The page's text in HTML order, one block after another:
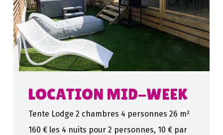
LOCATION MID-WEEK
Tente Lodge 2 chambres 4 personnes 26 m²
160 € les 4 nuits pour 2 personnes, 10 € par